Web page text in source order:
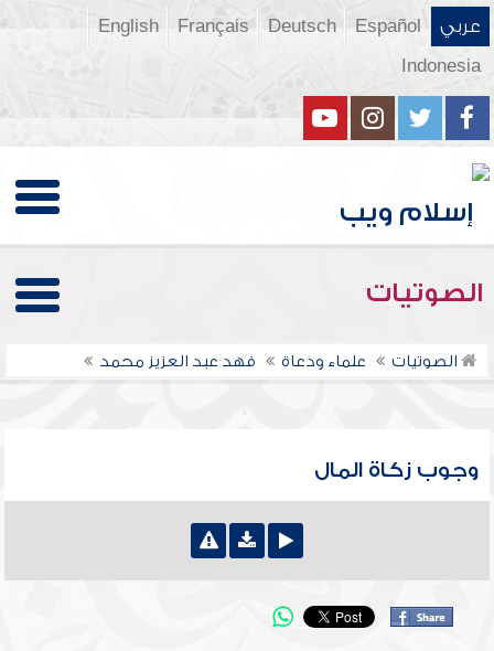
عربي Español
Deutsch
Français
English
Indonesia
الصوتيات
الصوتيات علماء ودعاة فهد عبد العزيز محمد
وجوب زكاة المال